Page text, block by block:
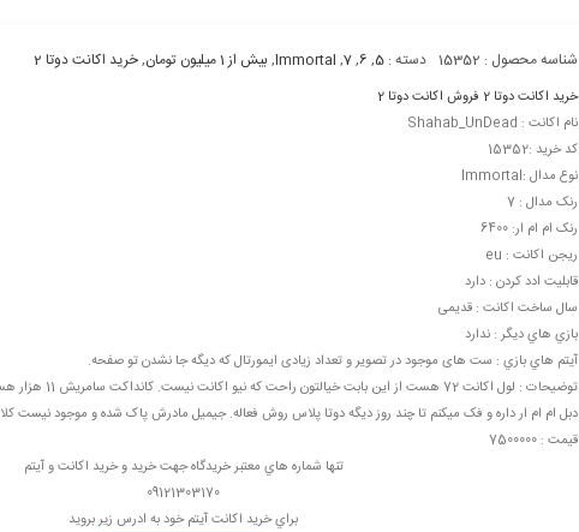
شناسه محصول : 15352 دسته :5
,
6
,
7
,
Immortal
,بیش از 1 میلیون تومان ,خرید اکانت دوتا 2
خرید اکانت دوتا 2 فروش اکانت دوتا 2
نام اکانت : Shahab_UnDead
کد خرید :15352
نوع مدال :Immortal
رنک مدال : 7
رنک ام ام ار: 6400
ریجن اکانت : eu
قابليت ادد کردن : دارد
سال ساخت اکانت : قدیمی
بازي هاي ديگر : ندارد
آيتم هاي بازي : ست های موجود در تصویر و تعداد زیادی ایمورتال که دیگه جا نشدن تو صفحه.
دبل ام ام ار داره و فک میکنم تا چند روز دیگه دوتا پلاس روش فعاله. جیمیل مادرش پاک شده و موجود نیست کلا
قیمت : 7500000
تنها شماره هاي معتبر خریدگاه جهت خريد و خرید اکانت و آیتم
09121303170
براي خرید اکانت آيتم خود به ادرس زير برويد